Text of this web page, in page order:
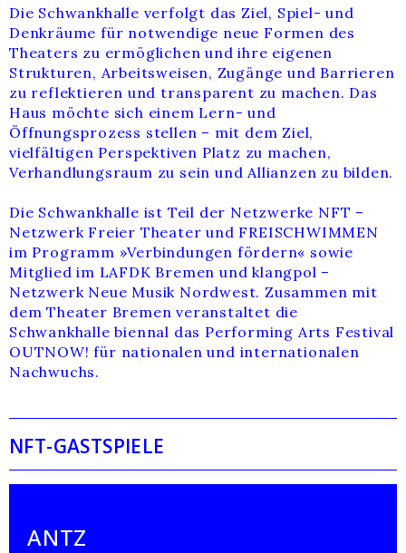
Die Schwankhalle verfolgt das Ziel, Spiel- und
Denkräume für notwendige neue Formen des
Theaters zu ermöglichen und ihre eigenen
Strukturen, Arbeitsweisen, Zugänge und Barrieren
zu reflektieren und transparent zu machen. Das
Haus möchte sich einem Lern- und
Öffnungsprozess stellen – mit dem Ziel,
vielfältigen Perspektiven Platz zu machen,
Verhandlungsraum zu sein und Allianzen zu bilden.
Die Schwankhalle ist Teil der Netzwerke NFT –
Netzwerk Freier Theater und FREISCHWIMMEN
im Programm »Verbindungen fördern« sowie
Mitglied im LAFDK Bremen und klangpol –
Netzwerk Neue Musik Nordwest. Zusammen mit
dem Theater Bremen veranstaltet die
Schwankhalle biennal das Performing Arts Festival
OUTNOW! für nationalen und internationalen
Nachwuchs.
NFT-GASTSPIELE
ANTZ